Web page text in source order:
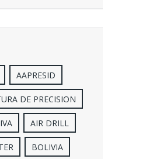
AAPRESID
DE PRECISION
AIR DRILL
BOLIVIA